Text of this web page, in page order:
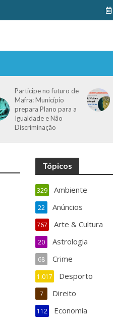
Participe no futuro de
Mafra: Município
prepara Plano para a
Igualdade e Não
Discriminação
Tópicos
Ambiente
329
Anúncios
22
Arte & Cultura
767
Astrologia
20
Crime
68
Desporto
1.017
Direito
7
Economia
112